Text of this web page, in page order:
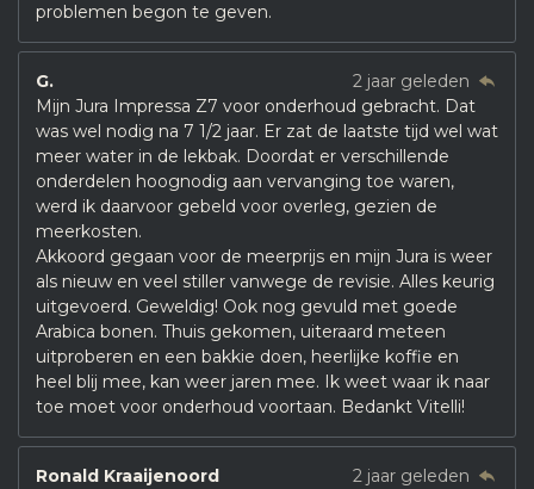
problemen begon te geven.
G.
2 jaar geleden
Mijn Jura Impressa Z7 voor onderhoud gebracht. Dat
was wel nodig na 7 1/2 jaar. Er zat de laatste tijd wel wat
meer water in de lekbak. Doordat er verschillende
onderdelen hoognodig aan vervanging toe waren,
werd ik daarvoor gebeld voor overleg, gezien de
meerkosten.
Akkoord gegaan voor de meerprijs en mijn Jura is weer
als nieuw en veel stiller vanwege de revisie. Alles keurig
uitgevoerd. Geweldig! Ook nog gevuld met goede
Arabica bonen. Thuis gekomen, uiteraard meteen
uitproberen en een bakkie doen, heerlijke koffie en
heel blij mee, kan weer jaren mee. Ik weet waar ik naar
toe moet voor onderhoud voortaan. Bedankt Vitelli!
Ronald Kraaijenoord
2 jaar geleden